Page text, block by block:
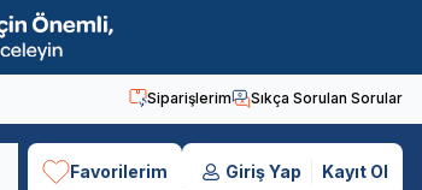
Siparişlerim Sıkça Sorulan Sorular
Favorilerim Giriş Yap Kayıt Ol